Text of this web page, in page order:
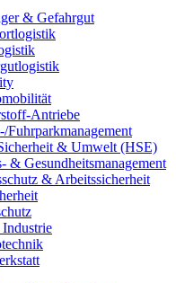
& Gefahrgut
Antriebe
Fuhrparkmanagement
& Umwelt (HSE)
& Gesundheitsmanagement
& Arbeitssicherheit